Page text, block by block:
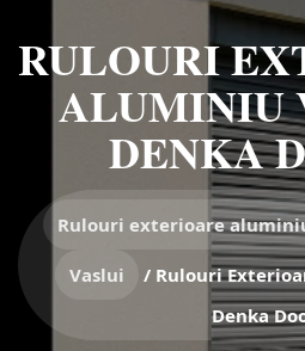
RULOURI
ALUMINIU
DENKA
Rulouri exterioare
Vaslui / Rulouri
Denka